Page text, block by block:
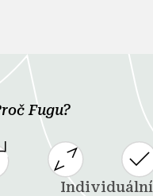
Fugu?
Individuální